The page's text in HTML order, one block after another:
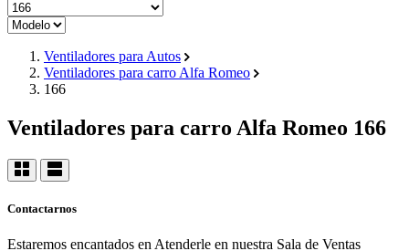
Ventiladores para Autos
Ventiladores para carro Alfa Romeo
166
Ventiladores para carro Alfa Romeo 166
Contactarnos
Estaremos encantados en Atenderle en nuestra Sala de Ventas